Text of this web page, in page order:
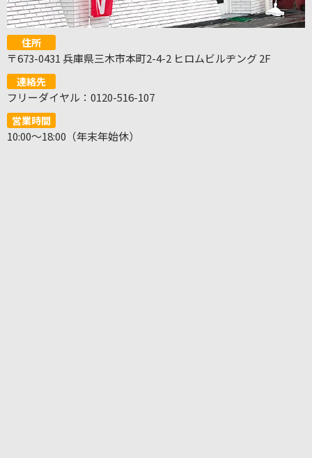
住所
〒673-0431 兵庫県三木市本町2-4-2 ヒロムビルヂング 2F
連絡先
フリーダイヤル：0120-516-107
営業時間
10:00～18:00（年末年始休）